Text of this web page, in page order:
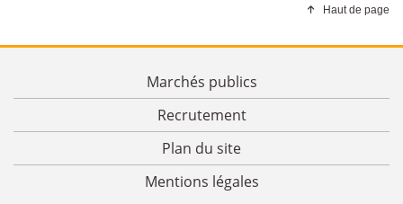
Haut de page
Marchés publics
Recrutement
Plan du site
Mentions légales